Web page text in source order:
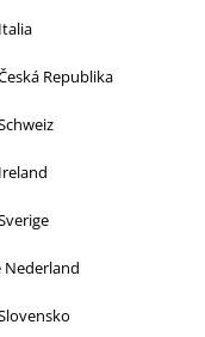
Republika
Nederland